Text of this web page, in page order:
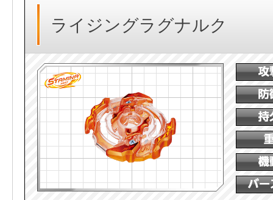
ライジングラグナルク